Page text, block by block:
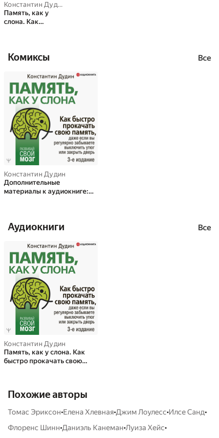
Константин Дудин
Память, как у
слона. Как
если вы
забываете
выключить утюг
или закрыть
дверь
Комиксы Все
Константин Дудин
Дополнительные
материалы к аудиокниге:
регулярно забываете
закрыть дверь
Аудиокниги Все
Константин Дудин
Память, как у слона. Как
быстро прокачать свою
закрыть дверь
Похожие авторы
Томас Эриксон•Елена Хлевная•Джим Лоулесс•Илсе Санд•
Флоренс Шинн•Даниэль Канеман•Луиза Хейс•